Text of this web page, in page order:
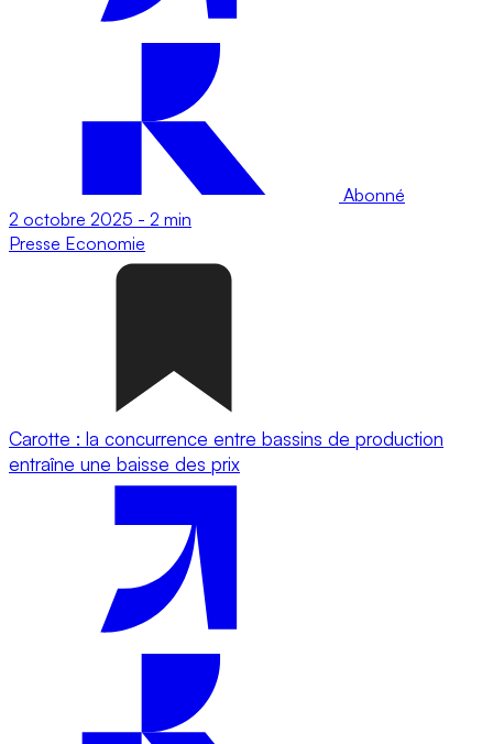
Abonné
2 octobre 2025 - 2 min
Presse Economie
Carotte : la concurrence entre bassins de production
entraîne une baisse des prix